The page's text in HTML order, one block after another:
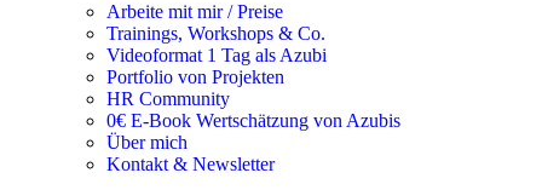
Arbeite mit mir / Preise
Trainings, Workshops & Co.
Videoformat 1 Tag als Azubi
Portfolio von Projekten
HR Community
0€ E-Book Wertschätzung von Azubis
Über mich
Kontakt & Newsletter